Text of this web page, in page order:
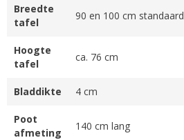
Breedte
tafel
90 en 100 cm standaard
Hoogte
tafel
ca. 76 cm
Bladdikte 4 cm
Poot
afmeting
140 cm lang